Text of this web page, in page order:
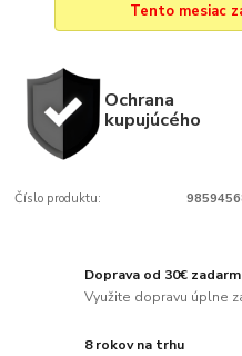
Tento mesiac
Ochrana
kupujúcého
Číslo produktu:
Doprava od 30€
Využite dopravu úplne
8 rokov na trhu